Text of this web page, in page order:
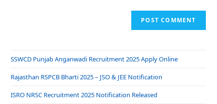
SSWCD Punjab Anganwadi Recruitment 2025 Apply Online
Rajasthan RSPCB Bharti 2025 – JSO & JEE Notification
ISRO NRSC Recruitment 2025 Notification Released